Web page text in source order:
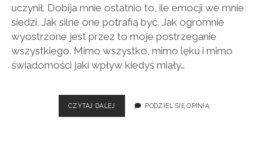
uczynił. Dobija mnie ostatnio to, ile emocji we mnie
siedzi. Jak silne one potrafią być. Jak ogromnie
wyostrzone jest przez to moje postrzeganie
wszystkiego. Mimo wszystko, mimo lęku i mimo
świadomości jaki wpływ kiedyś miały…
CZYTAJ DALEJ ZACHWYTPODZIEL SIĘ OPINIĄ